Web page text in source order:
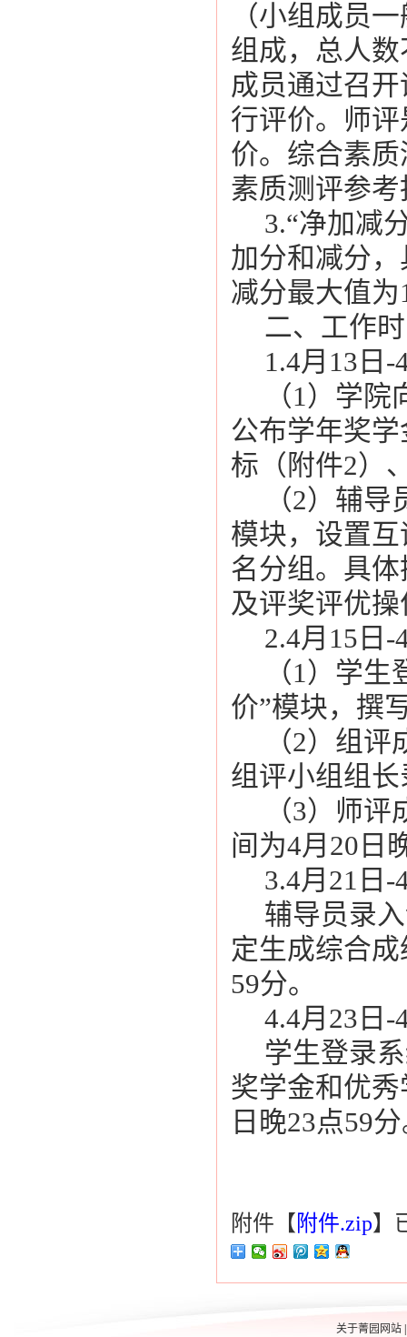
（小组成员
组成，总人
成员通过召
行评价。师
价。综合素
素质测评参
3.“净加减
加分和减分
减分最大值为
二、工作
1.4月13日-
（1）学
公布学年奖
标（附件2）
（2）辅
模块，设置
名分组。具
及评奖评优
2.4月15日-
（1）学
价”模块，撰
（2）组
组评小组组
（3）师
间为4月20日
3.4月21日-
辅导员录
定生成综合
59分。
4.4月23日-
学生登录
奖学金和优
日晚23点59
附件【 附件.zip】
关于菁园网站